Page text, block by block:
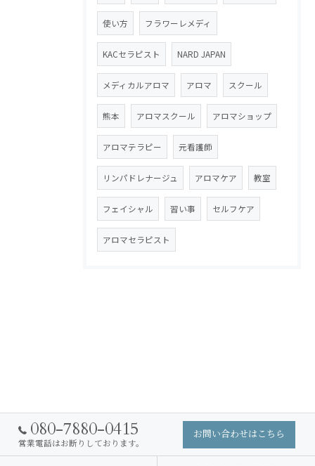
使い方 フラワーレメディ
KACセラピスト NARD JAPAN
メディカルアロマ アロマ スクール
熊本 アロマスクール アロマショップ
アロマテラピー 元看護師
リンパドレナージュ アロマケア 教室
フェイシャル 習い事 セルフケア
アロマセラピスト
080-7880-0415
営業電話はお断りしております。
お問い合わせはこちら